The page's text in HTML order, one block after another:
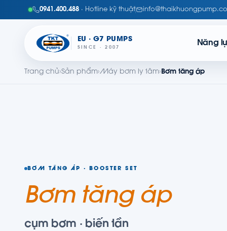
0941.400.488 · Hotline kỹ thuật
EU · G7 PUMPS
SINCE · 2007
Năng
Trang chủ›Sản phẩm›Máy bơm ly tâm›Bơm tăng áp
BƠM TĂNG ÁP · BOOSTER SET
Bơm tăng áp
cụm bơm · biến tần